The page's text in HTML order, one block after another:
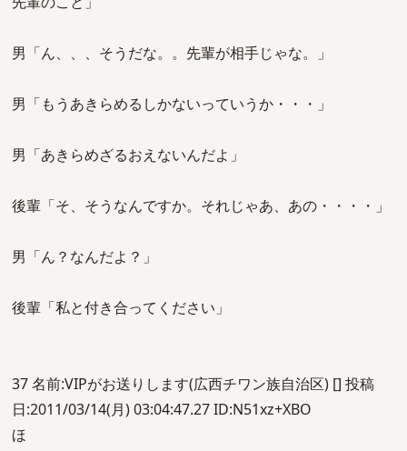
男「ん、、、そうだな。。先輩が相手じゃな。」
男「もうあきらめるしかないっていうか・・・」
男「あきらめざるおえないんだよ」
後輩「そ、そうなんですか。それじゃあ、あの・・・・」
男「ん？なんだよ？」
後輩「私と付き合ってください」
37 名前:VIPがお送りします(広西チワン族自治区) [] 投稿
日:2011/03/14(月) 03:04:47.27 ID:N51xz+XBO
ほ